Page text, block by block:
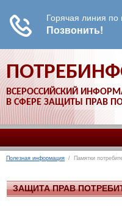
ВСЕРОССИЙСКИЙ
В СФЕРЕ ЗАЩИТЫ ПРАВ
Полезная информация / Памятки
ЗАЩИТА ПРАВ